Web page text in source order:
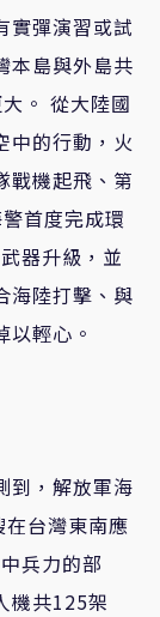
實彈演習或試
本島與外島共
。 從大陸國
中的行動，火
戰機起飛、第
首度完成環
器升級，並
海陸打擊、與
輕心。
到，解放軍海
台灣東南應
兵力的部
機共125架